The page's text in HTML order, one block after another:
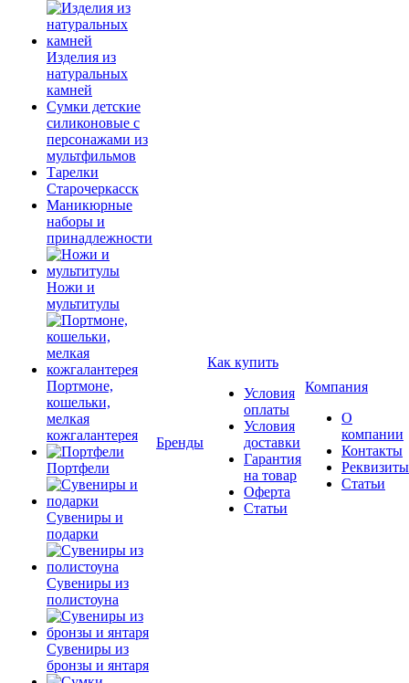
Изделия из
натуральных
камней
Сумки детские
силиконовые с
персонажами из
мультфильмов
Тарелки
Старочеркасск
Маникюрные
наборы и
принадлежности
Ножи и
мультитулы
Портмоне,
кошельки,
мелкая
кожгалантерея
Портфели
Сувениры и
подарки
Сувениры из
полистоуна
Сувениры из
бронзы и янтаря
Бренды
Как купить
Условия
оплаты
Условия
доставки
Гарантия
на товар
Оферта
Статьи
Компания
О
компании
Контакты
Реквизиты
Статьи